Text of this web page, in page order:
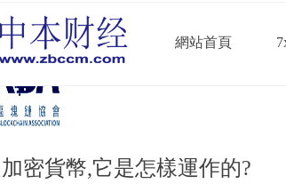
網站首頁
密貨幣,它是怎樣運作的?